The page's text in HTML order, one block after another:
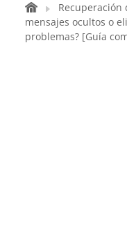
Recuperación
mensajes ocultos o
problemas? [Guía